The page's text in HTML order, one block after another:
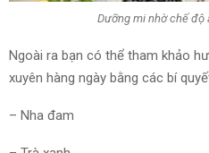
Dưỡng mi nhờ chế độ
Ngoài ra bạn có thể tham khảo
xuyên hàng ngày bằng các bí
– Nha đam